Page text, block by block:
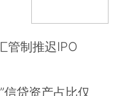
管制推迟IPO
信贷资产占比仅